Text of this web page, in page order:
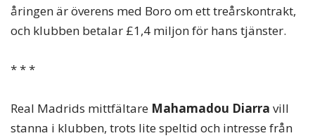
åringen är överens med Boro om ett treårskontrakt,
och klubben betalar £1,4 miljon för hans tjänster.
* * *
Real Madrids mittfältare Mahamadou Diarra vill
stanna i klubben, trots lite speltid och intresse från